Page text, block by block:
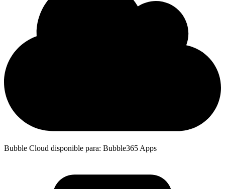
Bubble Cloud disponible para: Bubble365 Apps